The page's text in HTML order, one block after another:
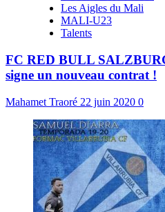
Les Aigles du Mali
MALI-U23
Talents
FC RED BULL
signe un nouveau contrat !
Mahamet Traoré 22 juin 2020 0